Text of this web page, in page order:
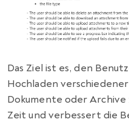
Das Ziel ist es, den
Hochladen
Dokumente oder
Zeit und verbessert die